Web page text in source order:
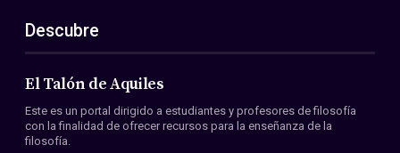
ES
EN
Acerca de nosotros
Miembros
Convenios
Descubre
El Talón de Aquiles
Este es un portal dirigido a estudiantes y profesores de filosofía
con la finalidad de ofrecer recursos para la enseñanza de la
filosofía.